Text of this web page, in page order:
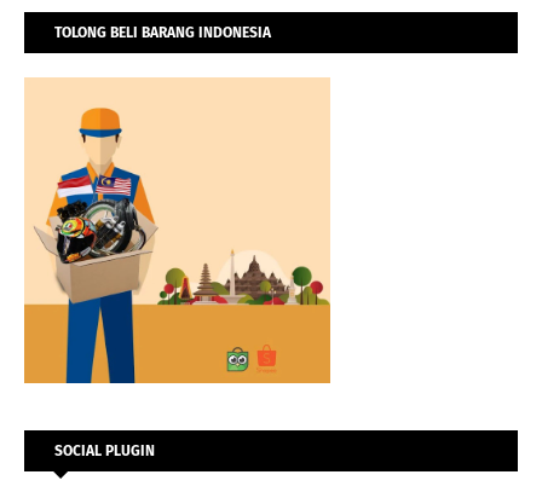
TOLONG BELI BARANG INDONESIA
SOCIAL PLUGIN